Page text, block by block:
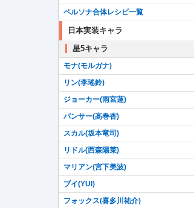
ペルソナ合体レシピ一覧
日本実装キャラ
星5キャラ
モナ(モルガナ)
リン(李瑤鈴)
ジョーカー(雨宮蓮)
パンサー(高巻杏)
スカル(坂本竜司)
リドル(西森陽菜)
マリアン(宮下美波)
ブイ(YUI)
フォックス(喜多川祐介)